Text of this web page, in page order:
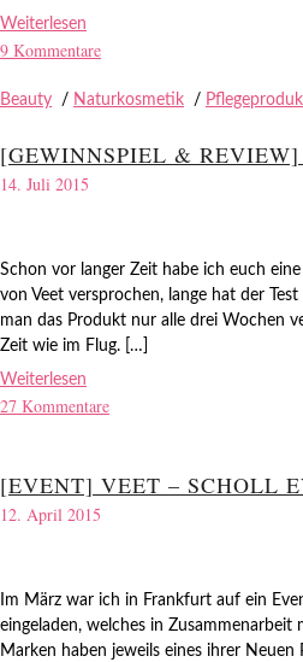
Weiterlesen
9 Kommentare
Beauty / Naturkosmetik /
[GEWINNSPIEL & REVIEW]
14. Juli 2015
Schon vor langer Zeit habe ich euch
von Veet versprochen, lange hat der
man das Produkt nur alle drei Wochen
Zeit wie im Flug. […]
Weiterlesen
27 Kommentare
[EVENT] VEET – SCHOLL
12. April 2015
Im März war ich in Frankfurt auf ein
eingeladen, welches in
Marken haben jeweils eines ihrer